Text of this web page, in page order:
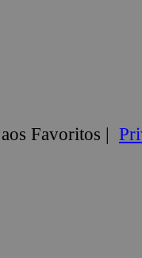
Favoritos |